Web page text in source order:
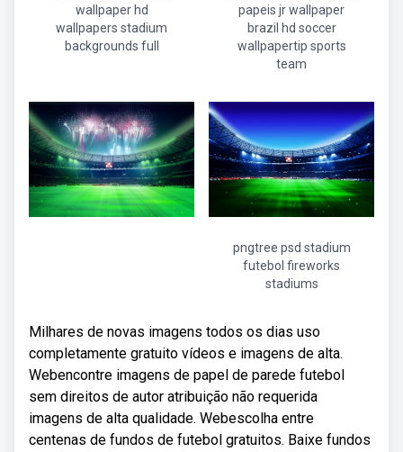
wallpaper hd
wallpapers stadium
backgrounds full
papeis jr wallpaper
brazil hd soccer
wallpapertip sports
team
pngtree psd stadium
futebol fireworks
stadiums
Milhares de novas imagens todos os dias uso
completamente gratuito vídeos e imagens de alta.
Webencontre imagens de papel de parede futebol
sem direitos de autor atribuição não requerida
imagens de alta qualidade. Webescolha entre
centenas de fundos de futebol gratuitos. Baixe fundos